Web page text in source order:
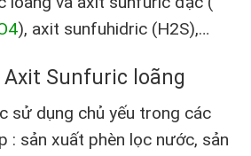
), axit sunfuhidric (H2S),…
Sunfuric loãng
sử dụng chủ yếu trong các
: sản xuất phèn lọc nước, sản